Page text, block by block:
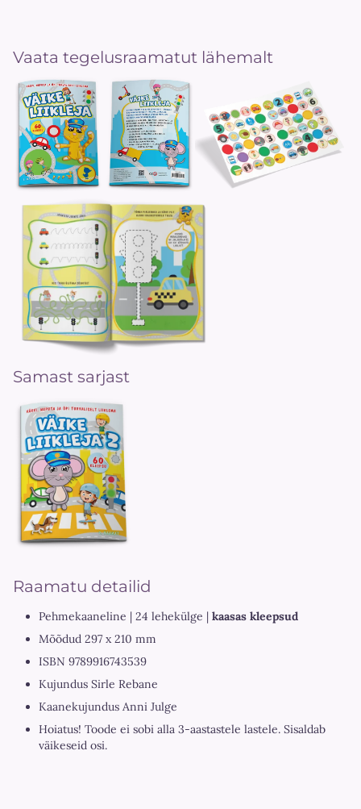
Vaata tegelusraamatut lähemalt
Samast sarjast
Raamatu detailid
Pehmekaaneline | 24 lehekülge | kaasas kleepsud
Mõõdud 297 x 210 mm
ISBN 9789916743539
Kujundus Sirle Rebane
Kaanekujundus Anni Julge
Hoiatus! Toode ei sobi alla 3-aastastele lastele. Sisaldab
väikeseid osi.